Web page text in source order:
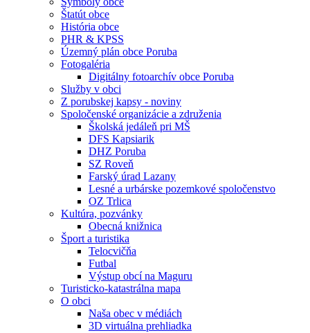
Štatút obce
História obce
PHR & KPSS
Územný plán obce Poruba
Fotogaléria
Digitálny fotoarchív obce Poruba
Služby v obci
Z porubskej kapsy - noviny
Spoločenské organizácie a združenia
Školská jedáleň pri MŠ
DFS Kapsiarik
DHZ Poruba
SZ Roveň
Farský úrad Lazany
Lesné a urbárske pozemkové spoločenstvo
OZ Trlica
Kultúra, pozvánky
Obecná knižnica
Šport a turistika
Telocvičňa
Futbal
Výstup obcí na Maguru
Turisticko-katastrálna mapa
O obci
Naša obec v médiách
3D virtuálna prehliadka